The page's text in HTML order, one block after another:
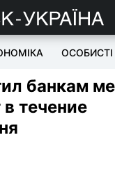
банкам
течение